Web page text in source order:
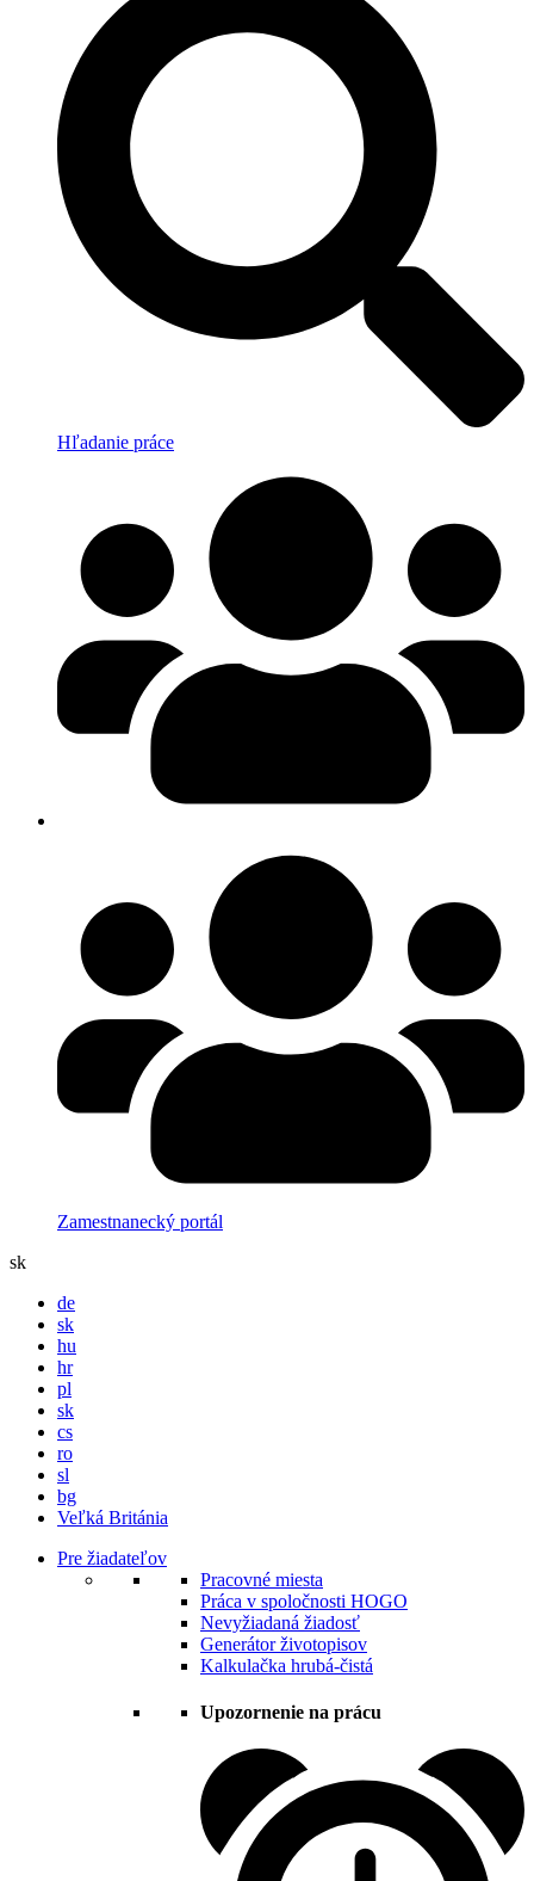
Hľadanie práce
Zamestnanecký portál
sk
de
sk
hu
hr
pl
sk
cs
ro
sl
bg
Veľká Británia
Pre žiadateľov
Pracovné miesta
Práca v spoločnosti HOGO
Nevyžiadaná žiadosť
Generátor životopisov
Kalkulačka hrubá-čistá
Upozornenie na prácu